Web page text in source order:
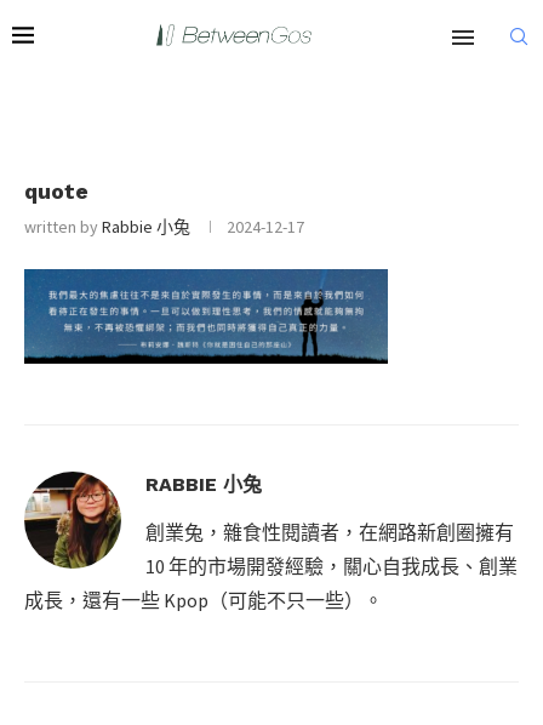
quote
written byRabbie 小兔 2024-12-17
RABBIE 小兔
創業兔，雜食性閱讀者，在網路新創圈擁有
10 年的市場開發經驗，關心自我成長、創業
成長，還有一些 Kpop（可能不只一些）。